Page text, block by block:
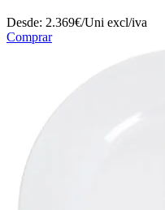
Desde: 2.369€/Uni excl/iva
Comprar